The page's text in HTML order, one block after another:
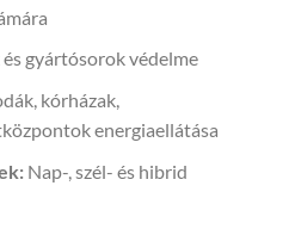
és gyártósorok védelme
kórházak,
energiaellátása
Nap-, szél- és hibrid